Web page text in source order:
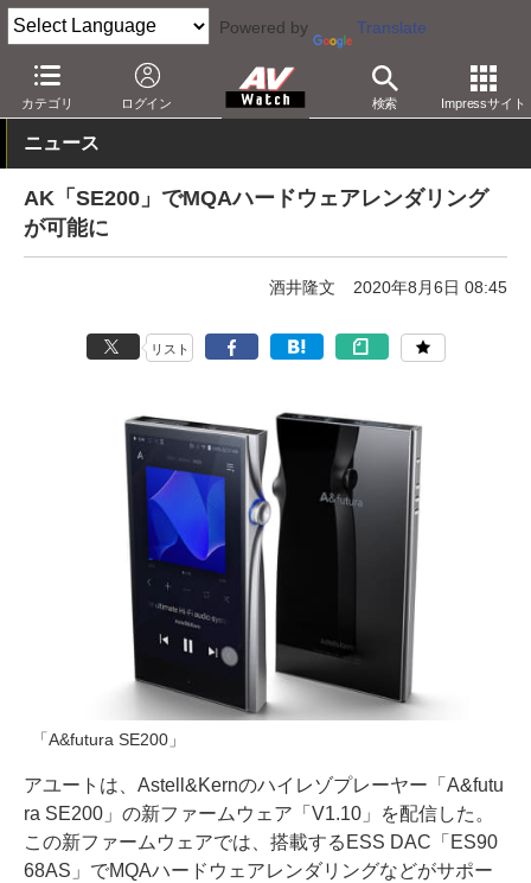
Powered by Translate
カテゴリ ログイン 検索 Impressサイト
AV Watch 製品 ポータブルオーディオ Astell & Kern
ニュース
AK「SE200」でMQAハードウェアレンダリング
が可能に
酒井隆文 2020年8月6日 08:45
リスト
「A&futura SE200」
アユートは、Astell&Kernのハイレゾプレーヤー「A&futu
ra SE200」の新ファームウェア「V1.10」を配信した。
この新ファームウェアでは、搭載するESS DAC「ES90
68AS」でMQAハードウェアレンダリングなどがサポー